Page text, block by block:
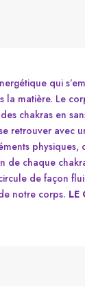
qui
matière. Le
chakras en
retrouver avec
physiques,
de chaque
de façon
notre corps. LE